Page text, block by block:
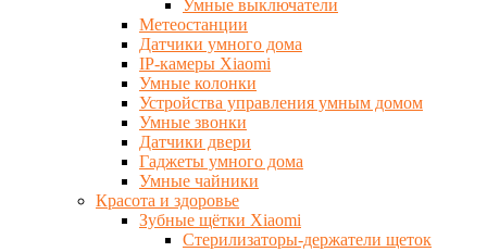
Умные выключатели
Метеостанции
Датчики умного дома
IP-камеры Xiaomi
Умные колонки
Устройства управления умным домом
Умные звонки
Датчики двери
Гаджеты умного дома
Умные чайники
Красота и здоровье
Зубные щётки Xiaomi
Стерилизаторы-держатели щеток